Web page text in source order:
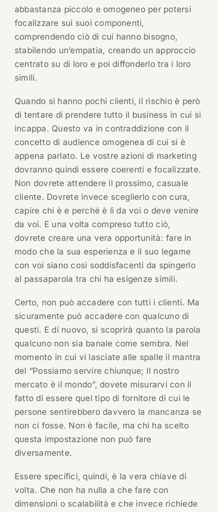
abbastanza piccolo e omogeneo per potersi
focalizzare sui suoi componenti,
comprendendo ciò di cui hanno bisogno,
stabilendo un’empatia, creando un approccio
centrato su di loro e poi diffonderlo tra i loro
simili.
Quando si hanno pochi clienti, il rischio è però
di tentare di prendere tutto il business in cui si
incappa. Questo va in contraddizione con il
concetto di audience omogenea di cui si è
appena parlato. Le vostre azioni di marketing
dovranno quindi essere coerenti e focalizzate.
Non dovrete attendere il prossimo, casuale
cliente. Dovrete invece sceglierlo con cura,
capire chi è e perché è lì da voi o deve venire
da voi. E una volta compreso tutto ciò,
dovrete creare una vera opportunità: fare in
modo che la sua esperienza e il suo legame
con voi siano così soddisfacenti da spingerlo
al passaparola tra chi ha esigenze simili.
Certo, non può accadere con tutti i clienti. Ma
sicuramente può accadere con qualcuno di
questi. E di nuovo, si scoprirà quanto la parola
qualcuno non sia banale come sembra. Nel
momento in cui vi lasciate alle spalle il mantra
del “Possiamo servire chiunque; Il nostro
mercato è il mondo”, dovete misurarvi con il
fatto di essere quel tipo di fornitore di cui le
persone sentirebbero davvero la mancanza se
non ci fosse. Non è facile, ma chi ha scelto
questa impostazione non può fare
diversamente.
Essere specifici, quindi, è la vera chiave di
volta. Che non ha nulla a che fare con
dimensioni o scalabilità e che invece richiede